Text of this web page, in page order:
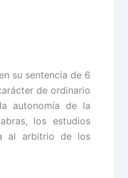
su sentencia de 6
de ordinario
autonomía de la
los estudios
al arbitrio de los